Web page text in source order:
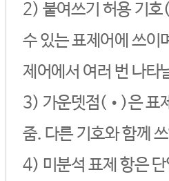
2) 붙여쓰기 허용 기호
수 있는 표제어에 쓰이
제어에서 여러 번 나타
3) 가운뎃점(•)은 표
줌. 다른 기호와 함께
4) 미분석 표제 항은